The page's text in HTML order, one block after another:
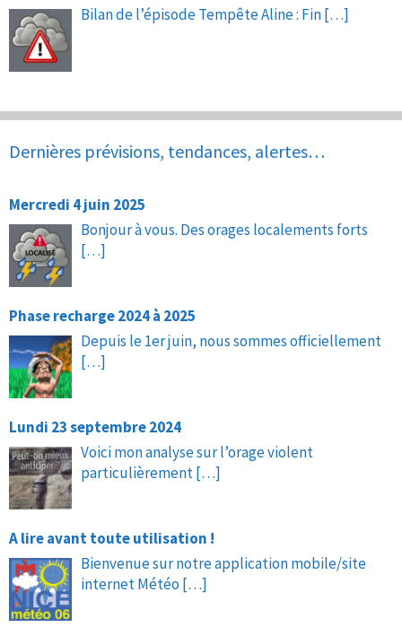
Bilan de l’épisode Tempête Aline : Fin[…]
Dernières prévisions, tendances, alertes…
Mercredi 4 juin 2025
Bonjour à vous. Des orages localements forts
[…]
Phase recharge 2024 à 2025
Depuis le 1er juin, nous sommes officiellement
[…]
Lundi 23 septembre 2024
Voici mon analyse sur l’orage violent
particulièrement[…]
A lire avant toute utilisation !
Bienvenue sur notre application mobile/site
internet Météo […]